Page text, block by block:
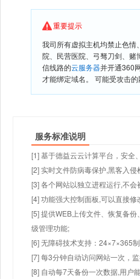
重要提示
我司所有虚拟主机均禁止色
院、民营医院、弓驽刀剑、
信线路的云服务器并开通360
才能绑定域名。 可能受攻击
服务标准说明
[1] 基于德益云云计算平台，安全
[2] 实时文件防病毒保护,黑客入
[3] 各个网站以独立进程运行,不
[4] 功能强大控制面板,可以直接
[5] 提供WEB上传文件、恢复备
级管理功能;
[6] 无障碍技术支持：24×7×365
[7] 每3分钟自动访问网站一次，
[8] 自动每7天备份一次数据,用户